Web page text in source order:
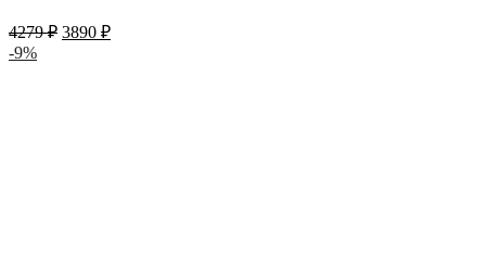
4279₽ 3890 ₽
-9%